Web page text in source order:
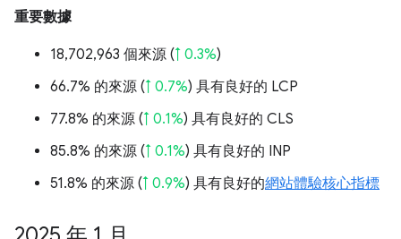
重要數據
18,702,963 個來源 (↑ 0.3%)
66.7% 的來源 (↑ 0.7%) 具有良好的 LCP
77.8% 的來源 (↑ 0.1%) 具有良好的 CLS
85.8% 的來源 (↑ 0.1%) 具有良好的 INP
51.8% 的來源 (↑ 0.9%) 具有良好的網站體驗核心指標